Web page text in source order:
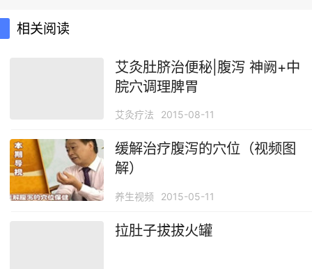
相关阅读
艾灸肚脐治便秘|腹泻 神阙+中
脘穴调理脾胃
艾灸疗法 2015-08-11
缓解治疗腹泻的穴位（视频图
解）
养生视频 2015-05-11
拉肚子拔拔火罐